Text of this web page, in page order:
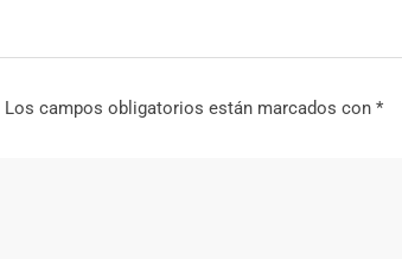
Los campos obligatorios están marcados con *